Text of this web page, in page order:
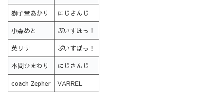
獅子堂あかり にじさんじ
小森めと ぶいすぽっ！
英リサ ぶいすぽっ！
本間ひまわり にじさんじ
coach Zepher VARREL